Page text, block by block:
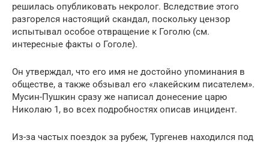
решилась опубликовать некролог. Вследствие этого
разгорелся настоящий скандал, поскольку цензор
испытывал особое отвращение к Гоголю (см.
интересные факты о Гоголе).
Он утверждал, что его имя не достойно упоминания в
обществе, а также обзывал его «лакейским писателем».
Мусин-Пушкин сразу же написал донесение царю
Николаю 1, во всех подробностях описав инцидент.
Из-за частых поездок за рубеж, Тургенев находился под